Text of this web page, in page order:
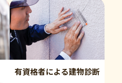
有資格者による建物診断